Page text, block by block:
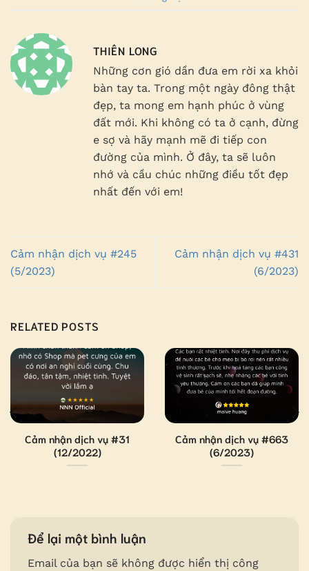
THIÊN LONG
Những cơn gió dần đưa em rời xa khỏi
bàn tay ta. Trong một ngày đông thật
đẹp, ta mong em hạnh phúc ở vùng
đất mới. Khi không có ta ở cạnh, đừng
e sợ và hãy mạnh mẽ đi tiếp con
đường của mình. Ở đây, ta sẽ luôn
nhớ và cầu chúc những điều tốt đẹp
nhất đến với em!
Cảm nhận dịch vụ #245
(5/2023)
Cảm nhận dịch vụ #431
(6/2023)
RELATED POSTS
Cảm nhận dịch vụ #31
(12/2022)
Cảm nhận dịch vụ #663
(6/2023)
Để lại một bình luận
Email của bạn sẽ không được hiển thị công